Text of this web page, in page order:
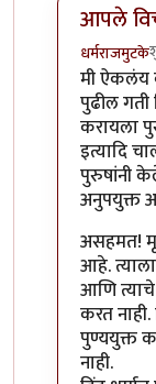
आपले
धर्मराजमुटके
In reply
मी ऐकलंय
पुढील
करायला
इत्यादि
पुरुषांनी
अनुपयुक्त
असहमत!
आहे.
आणि
करत
पुण्ययुक्त
नाही.